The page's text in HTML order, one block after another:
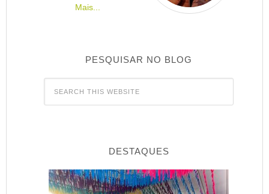
Mais...
PESQUISAR NO BLOG
DESTAQUES